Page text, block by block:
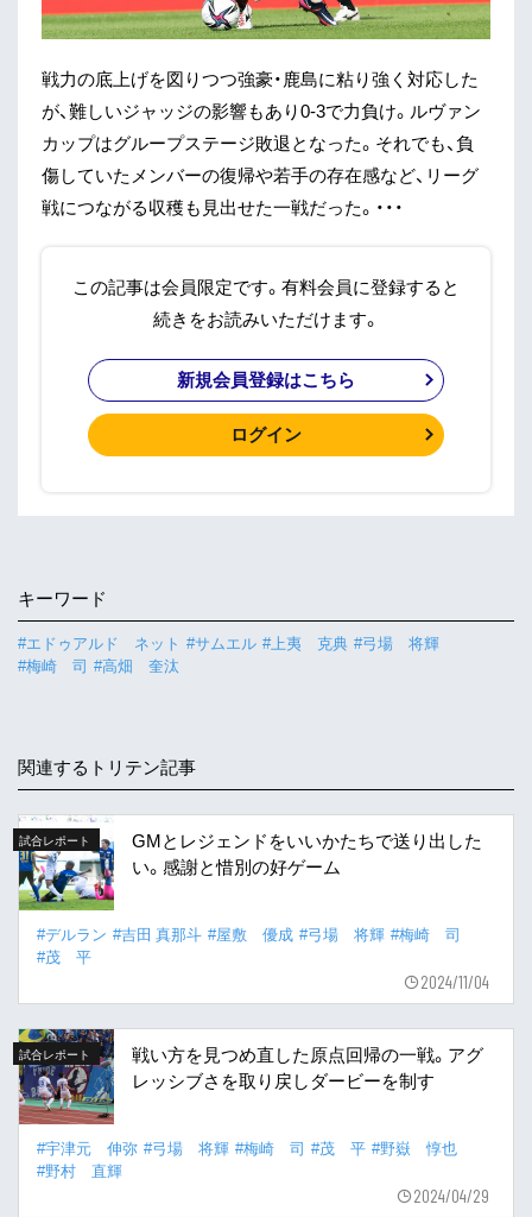
戦力の底上げを図りつつ強豪・鹿島に粘り強く対応した
が、難しいジャッジの影響もあり0-3で力負け。ルヴァン
カップはグループステージ敗退となった。それでも、負
傷していたメンバーの復帰や若手の存在感など、リーグ
戦につながる収穫も見出せた一戦だった。・・・
この記事は会員限定です。有料会員に登録すると
続きをお読みいただけます。
新規会員登録はこちら
ログイン
キーワード
#エドゥアルド ネット #サムエル #上夷 克典 #弓場 将輝
#梅崎 司 #高畑 奎汰
関連するトリテン記事
試合レポート
GMとレジェンドをいいかたちで送り出した
い。感謝と惜別の好ゲーム
#デルラン #吉田 真那斗 #屋敷 優成 #弓場 将輝 #梅崎 司
#茂 平
2024/11/04
試合レポート
戦い方を見つめ直した原点回帰の一戦。アグ
レッシブさを取り戻しダービーを制す
#宇津元 伸弥 #弓場 将輝 #梅崎 司 #茂 平 #野嶽 惇也
#野村 直輝
2024/04/29